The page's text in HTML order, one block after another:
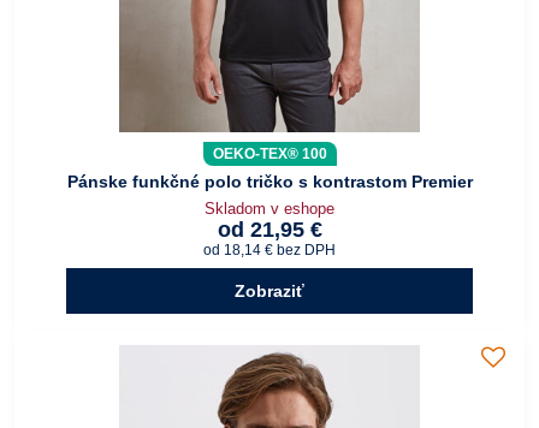
OEKO-TEX® 100
Pánske funkčné polo tričko s kontrastom Premier
Skladom v eshope
od 21,95 €
od 18,14 € bez DPH
Zobraziť